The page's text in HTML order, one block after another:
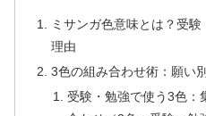
ミサンガ色意味とは？受
理由
3色の組み合わせ術：願い
受験・勉強で使う3色：